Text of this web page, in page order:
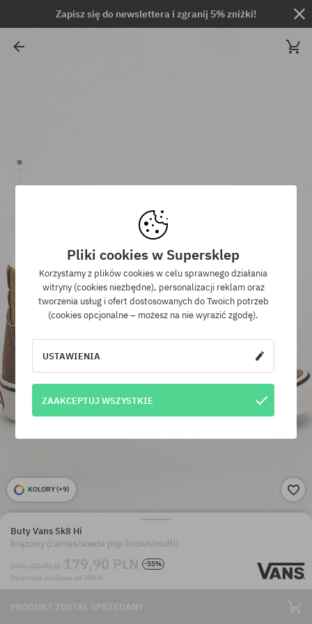
Zapisz się do newslettera i zgranij 5% zniżki!
KOLORY (+9)
Buty Vans Sk8 Hi
brązowy (canvas/suede pop brown/multi)
399,90 PLN 179,90 PLN
-55%
Darmowa dostawa od 350 zł
PRODUKT ZOSTAŁ SPRZEDANY
Pliki cookies w Supersklep
Korzystamy z plików cookies w celu sprawnego działania
witryny (cookies niezbędne), personalizacji reklam oraz
tworzenia usług i ofert dostosowanych do Twoich potrzeb
(cookies opcjonalne – możesz na nie wyrazić zgodę).
USTAWIENIA
ZAAKCEPTUJ WSZYSTKIE